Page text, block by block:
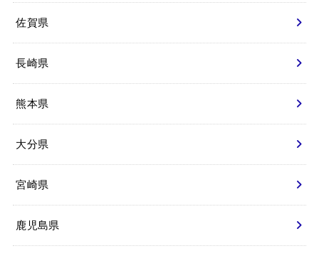
佐賀県
長崎県
熊本県
大分県
宮崎県
鹿児島県